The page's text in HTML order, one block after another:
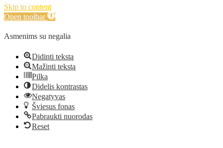
Skip to content
Open toolbar
Asmenims su negalia
Didinti tekstą
Mažinti tekstą
Pilka
Didelis kontrastas
Negatyvas
Šviesus fonas
Pabraukti nuorodas
Reset